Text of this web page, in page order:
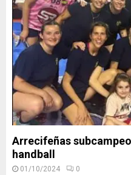
Arrecifeñas
handball
01/10/2024 0